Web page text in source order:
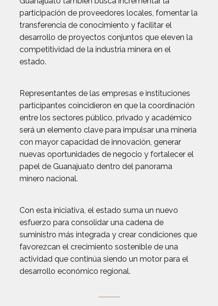
participación de proveedores locales, fomentar la
transferencia de conocimiento y facilitar el
desarrollo de proyectos conjuntos que eleven la
competitividad de la industria minera en el
estado.
Representantes de las empresas e instituciones
participantes coincidieron en que la coordinación
entre los sectores público, privado y académico
será un elemento clave para impulsar una minería
con mayor capacidad de innovación, generar
nuevas oportunidades de negocio y fortalecer el
papel de Guanajuato dentro del panorama
minero nacional.
Con esta iniciativa, el estado suma un nuevo
esfuerzo para consolidar una cadena de
suministro más integrada y crear condiciones que
favorezcan el crecimiento sostenible de una
actividad que continúa siendo un motor para el
desarrollo económico regional.